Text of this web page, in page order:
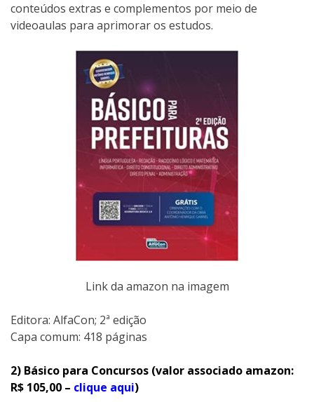
conteúdos extras e complementos por meio de
videoaulas para aprimorar os estudos.
Link da amazon na imagem
Editora:‎ AlfaCon; 2ª edição
Capa comum:‎ 418 páginas
2) Básico para Concursos (valor associado amazon:
R$ 105,00 – clique aqui)